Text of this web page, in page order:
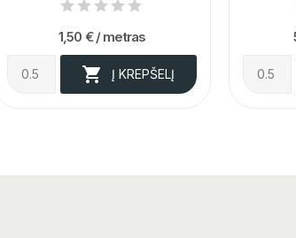
1,50 € / metras
 Į KREPŠELĮ